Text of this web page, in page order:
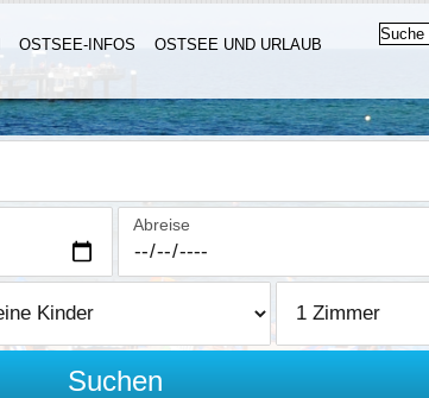
OSTSEE-INFOS
OSTSEE UND URLAUB
Abreise
Suchen